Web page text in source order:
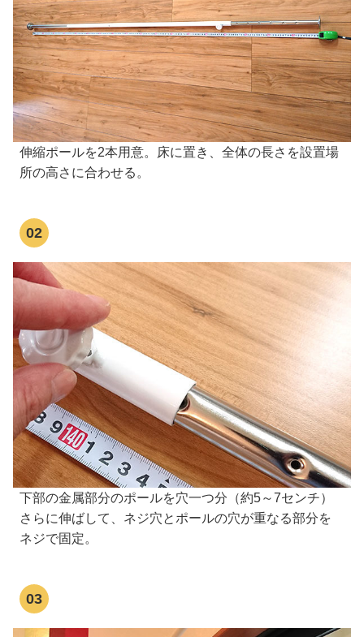
伸縮ポールを2本用意。床に置き、全体の長さを設置場
所の高さに合わせる。
02
下部の金属部分のポールを穴一つ分（約5～7センチ）
さらに伸ばして、ネジ穴とポールの穴が重なる部分を
ネジで固定。
03